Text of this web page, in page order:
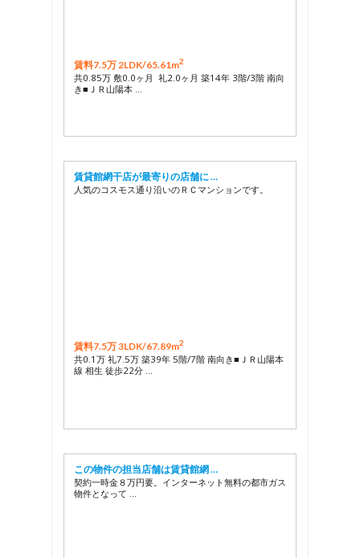
賃料7.5万 2LDK/65.61m2
共0.85万 敷0.0ヶ月 礼2.0ヶ月 築14年 3階/3階 南向
き■ＪＲ山陽本 …
賃貸館網干店が最寄りの店舗に …
人気のコスモス通り沿いのＲＣマンションです。
賃料7.5万 3LDK/67.89m2
共0.1万 礼7.5万 築39年 5階/7階 南向き■ＪＲ山陽本
線 相生 徒歩22分 …
この物件の担当店舗は賃貸館網 …
契約一時金８万円要。インターネット無料の都市ガス
物件となって …